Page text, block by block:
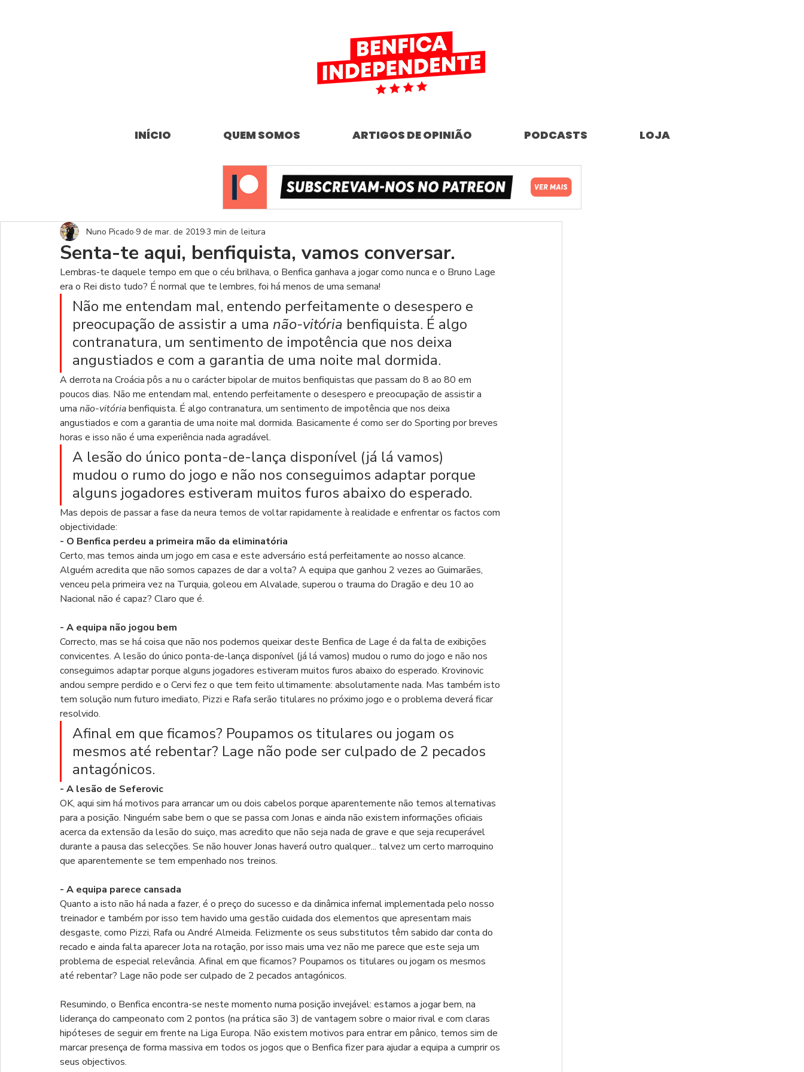
INÍCIO QUEM SOMOS ARTIGOS DE OPINIÃO PODCASTS LOJA
Senta-te aqui, benfiquista, vamos conversar.
Nuno Picado 9 de mar. de 20193 min de leitura
Lembras-te daquele tempo em que o céu brilhava, o Benfica ganhava a jogar como nunca e o Bruno Lage
era o Rei disto tudo? É normal que te lembres, foi há menos de uma semana!
Não me entendam mal, entendo perfeitamente o desespero e
preocupação de assistir a uma não-vitória benfiquista. É algo
contranatura, um sentimento de impotência que nos deixa
angustiados e com a garantia de uma noite mal dormida.
A derrota na Croácia pôs a nu o carácter bipolar de muitos benfiquistas que passam do 8 ao 80 em
poucos dias. Não me entendam mal, entendo perfeitamente o desespero e preocupação de assistir a
uma não-vitória benfiquista. É algo contranatura, um sentimento de impotência que nos deixa
angustiados e com a garantia de uma noite mal dormida. Basicamente é como ser do Sporting por breves
horas e isso não é uma experiência nada agradável.
A lesão do único ponta-de-lança disponível (já lá vamos)
mudou o rumo do jogo e não nos conseguimos adaptar porque
alguns jogadores estiveram muitos furos abaixo do esperado.
Mas depois de passar a fase da neura temos de voltar rapidamente à realidade e enfrentar os factos com
objectividade:
- O Benfica perdeu a primeira mão da eliminatória
Certo, mas temos ainda um jogo em casa e este adversário está perfeitamente ao nosso alcance.
Alguém acredita que não somos capazes de dar a volta? A equipa que ganhou 2 vezes ao Guimarães,
venceu pela primeira vez na Turquia, goleou em Alvalade, superou o trauma do Dragão e deu 10 ao
Nacional não é capaz? Claro que é.
- A equipa não jogou bem
Correcto, mas se há coisa que não nos podemos queixar deste Benfica de Lage é da falta de exibições
convicentes. A lesão do único ponta-de-lança disponível (já lá vamos) mudou o rumo do jogo e não nos
conseguimos adaptar porque alguns jogadores estiveram muitos furos abaixo do esperado. Krovinovic
andou sempre perdido e o Cervi fez o que tem feito ultimamente: absolutamente nada. Mas também isto
tem solução num futuro imediato, Pizzi e Rafa serão titulares no próximo jogo e o problema deverá ficar
resolvido.
Afinal em que ficamos? Poupamos os titulares ou jogam os
mesmos até rebentar? Lage não pode ser culpado de 2 pecados
antagónicos.
- A lesão de Seferovic
OK, aqui sim há motivos para arrancar um ou dois cabelos porque aparentemente não temos alternativas
para a posição. Ninguém sabe bem o que se passa com Jonas e ainda não existem informações oficiais
acerca da extensão da lesão do suiço, mas acredito que não seja nada de grave e que seja recuperável
durante a pausa das selecções. Se não houver Jonas haverá outro qualquer... talvez um certo marroquino
que aparentemente se tem empenhado nos treinos.
- A equipa parece cansada
Quanto a isto não há nada a fazer, é o preço do sucesso e da dinâmica infernal implementada pelo nosso
treinador e também por isso tem havido uma gestão cuidada dos elementos que apresentam mais
desgaste, como Pizzi, Rafa ou André Almeida. Felizmente os seus substitutos têm sabido dar conta do
recado e ainda falta aparecer Jota na rotação, por isso mais uma vez não me parece que este seja um
problema de especial relevância. Afinal em que ficamos? Poupamos os titulares ou jogam os mesmos
até rebentar? Lage não pode ser culpado de 2 pecados antagónicos.
Resumindo, o Benfica encontra-se neste momento numa posição invejável: estamos a jogar bem, na
liderança do campeonato com 2 pontos (na prática são 3) de vantagem sobre o maior rival e com claras
hipóteses de seguir em frente na Liga Europa. Não existem motivos para entrar em pânico, temos sim de
marcar presença de forma massiva em todos os jogos que o Benfica fizer para ajudar a equipa a cumprir os
seus objectivos.